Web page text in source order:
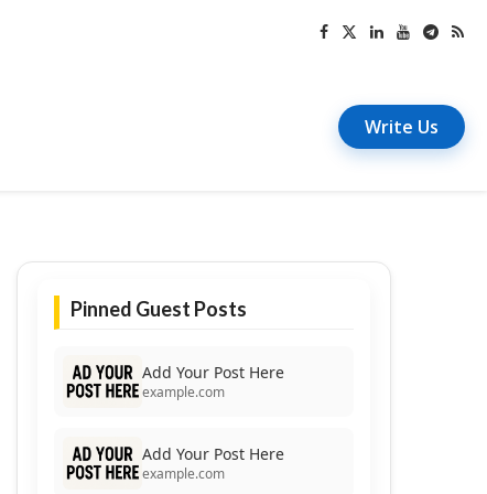
Write Us
Pinned Guest Posts
Add Your Post Here
example.com
Add Your Post Here
example.com